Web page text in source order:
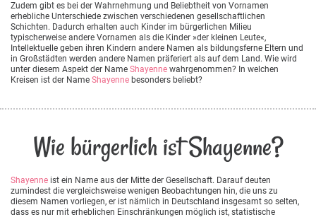
Zudem gibt es bei der Wahrnehmung und Beliebtheit von Vornamen
erhebliche Unterschiede zwischen verschiedenen gesellschaftlichen
Schichten. Dadurch erhalten auch Kinder im bürgerlichen Milieu
typischerweise andere Vornamen als die Kinder »der kleinen Leute«,
Intellektuelle geben ihren Kindern andere Namen als bildungsferne Eltern und
in Großstädten werden andere Namen präferiert als auf dem Land. Wie wird
unter diesem Aspekt der Name Shayenne wahrgenommen? In welchen
Kreisen ist der Name Shayenne besonders beliebt?
Wie bürgerlich ist Shayenne?
Shayenne ist ein Name aus der Mitte der Gesellschaft. Darauf deuten
zumindest die vergleichsweise wenigen Beobachtungen hin, die uns zu
diesem Namen vorliegen, er ist nämlich in Deutschland insgesamt so selten,
dass es nur mit erheblichen Einschränkungen möglich ist, statistische